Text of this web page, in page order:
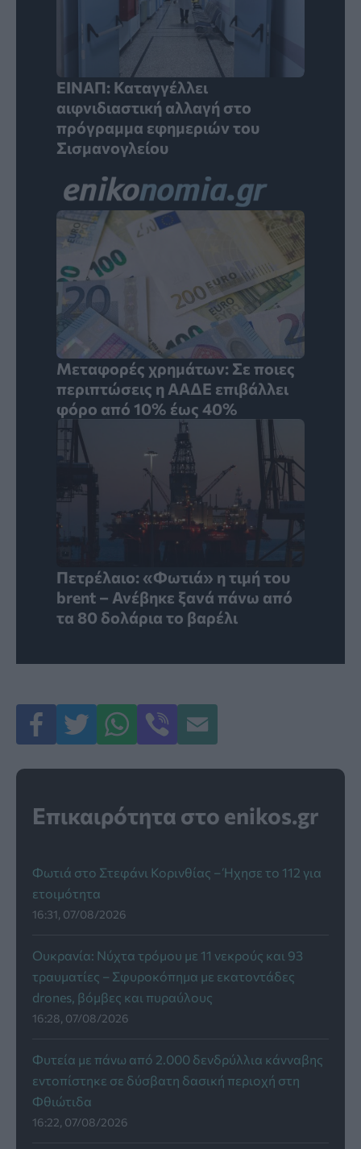
ΕΙΝΑΠ: Καταγγέλλει
αιφνιδιαστική αλλαγή στο
πρόγραμμα εφημεριών του
Σισμανογλείου
Μεταφορές χρημάτων: Σε ποιες
περιπτώσεις η ΑΑΔΕ επιβάλλει
φόρο από 10% έως 40%
Πετρέλαιο: «Φωτιά» η τιμή του
brent – Ανέβηκε ξανά πάνω από
τα 80 δολάρια το βαρέλι
Επικαιρότητα στο enikos.gr
Φωτιά στο Στεφάνι Κορινθίας – Ήχησε το 112 για
ετοιμότητα
16:31, 07/08/2026
Ουκρανία: Νύχτα τρόμου με 11 νεκρούς και 93
τραυματίες – Σφυροκόπημα με εκατοντάδες
drones, βόμβες και πυραύλους
16:28, 07/08/2026
Φυτεία με πάνω από 2.000 δενδρύλλια κάνναβης
εντοπίστηκε σε δύσβατη δασική περιοχή στη
Φθιώτιδα
16:22, 07/08/2026